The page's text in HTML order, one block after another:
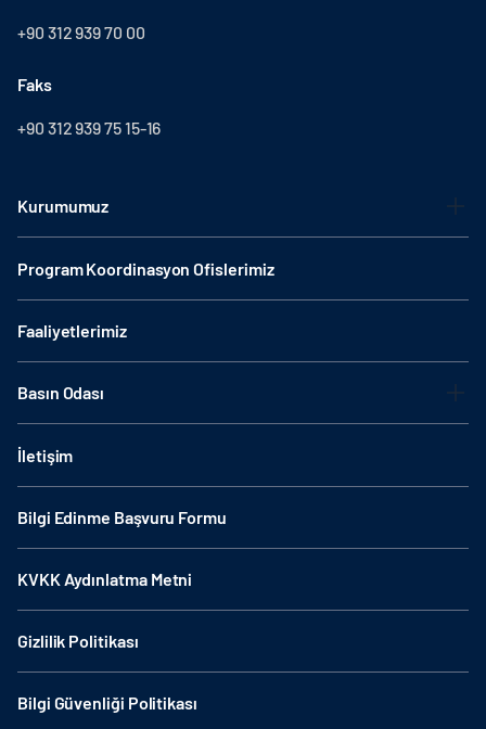
+90 312 939 70 00
Faks
+90 312 939 75 15-16
Kurumumuz
Program Koordinasyon Ofislerimiz
Faaliyetlerimiz
Basın Odası
İletişim
Bilgi Edinme Başvuru Formu
KVKK Aydınlatma Metni
Gizlilik Politikası
Bilgi Güvenliği Politikası